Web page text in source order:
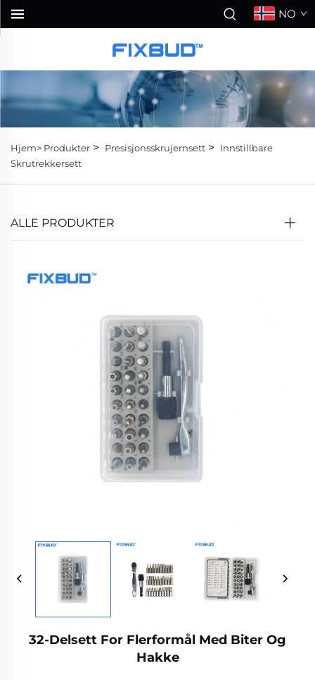
NO
Hjem> Produkter > Presisjonsskrujernsett >
Innstillbare
Skrutrekkersett
ALLE PRODUKTER
32-Delsett For Flerformål Med Biter Og
Hakke